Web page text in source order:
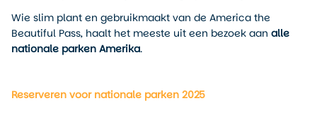
Wie slim plant en gebruikmaakt van de America the
Beautiful Pass, haalt het meeste uit een bezoek aan alle
nationale parken Amerika.
Reserveren voor nationale parken 2025